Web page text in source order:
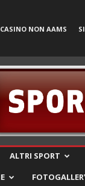
CASINO NON AAMS
ALTRI SPORT